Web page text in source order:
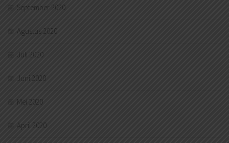
September 2020
Agustus 2020
Juli 2020
Juni 2020
Mei 2020
April 2020